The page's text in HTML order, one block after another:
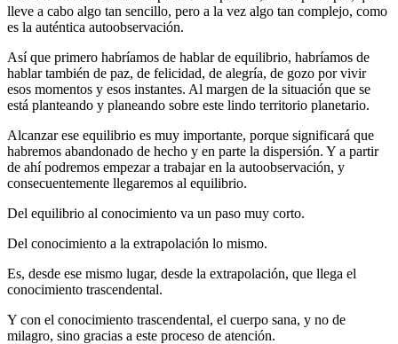
lleve a cabo algo tan sencillo, pero a la vez algo tan complejo, como
es la auténtica autoobservación.
Así que primero habríamos de hablar de equilibrio, habríamos de
hablar también de paz, de felicidad, de alegría, de gozo por vivir
esos momentos y esos instantes. Al margen de la situación que se
está planteando y planeando sobre este lindo territorio planetario.
Alcanzar ese equilibrio es muy importante, porque significará que
habremos abandonado de hecho y en parte la dispersión. Y a partir
de ahí podremos empezar a trabajar en la autoobservación, y
consecuentemente llegaremos al equilibrio.
Del equilibrio al conocimiento va un paso muy corto.
Del conocimiento a la extrapolación lo mismo.
Es, desde ese mismo lugar, desde la extrapolación, que llega el
conocimiento trascendental.
Y con el conocimiento trascendental, el cuerpo sana, y no de
milagro, sino gracias a este proceso de atención.